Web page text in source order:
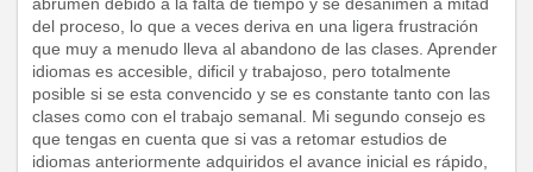
del proceso, lo que a veces deriva en una ligera frustración
que muy a menudo lleva al abandono de las clases. Aprender
idiomas es accesible, dificil y trabajoso, pero totalmente
posible si se esta convencido y se es constante tanto con las
clases como con el trabajo semanal. Mi segundo consejo es
que tengas en cuenta que si vas a retomar estudios de
idiomas anteriormente adquiridos el avance inicial es rápido,